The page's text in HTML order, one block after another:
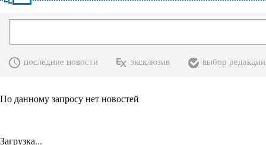
последние новости эксклюзив выбор редакции
По данному запросу нет новостей
Загрузка...